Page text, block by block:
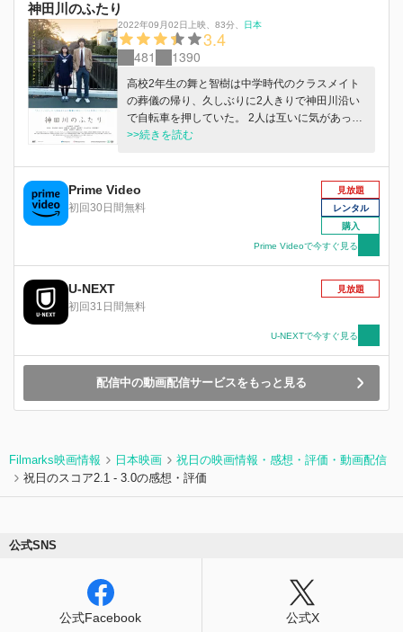
神田川のふたり
2022年09月02日上映 83分 日本
3.4
481 1390
高校2年生の舞と智樹は中学時代のクラスメイト
の葬儀の帰り、久しぶりに2人きりで神田川沿い
で自転車を押していた。 2人は互いに気があった
ものの、思いを伝えられず別々の高校へ進学して
だ。 東京都杉並区永福町の幸福橋から高井戸方
面へ神田川沿いを上る2人は、上下オレンジ色の
スウェットに両手首を縄で縛られ倒れている謎の
男に遭遇するが、その遭遇がきっかけで八幡神社
へ行くことになる。 神社で亡きクラスメイトが
書いた絵馬を発見した2人は、そこに書かれた彼
>>続きを読む
Prime Video
初回30日間無料
見放題
レンタル
購入
Prime Videoで今すぐ見る
U-NEXT
初回31日間無料
見放題
U-NEXTで今すぐ見る
配信中の動画配信サービスをもっと見る
Filmarks映画情報 日本映画
祝日の映画情報・感想・評価・動画配信
祝日のスコア2.1 - 3.0の感想・評価
公式SNS
公式Facebook 公式X